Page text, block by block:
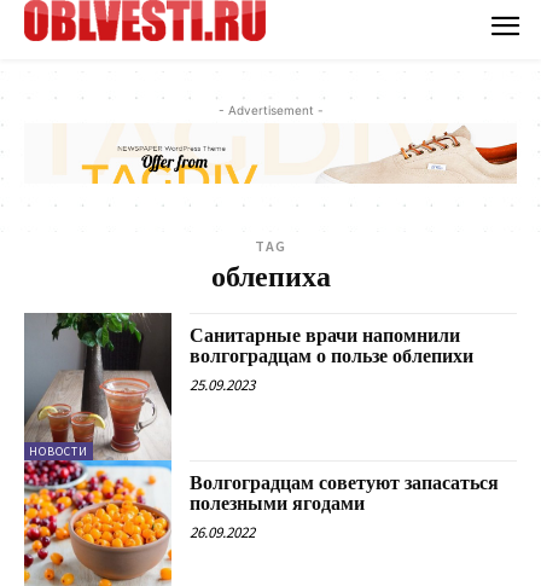
- Advertisement -
TAG
облепиха
НОВОСТИ
Санитарные врачи напомнили
волгоградцам о пользе облепихи
25.09.2023
Волгоградцам советуют запасаться
полезными ягодами
26.09.2022